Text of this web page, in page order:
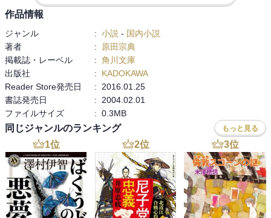
まぁ、それが万人に受けるわけではないので、あまり知名度は高く
ないのかもしれませんが……。
『平成トムソーヤ』という作品がすごい大好きなので、読み直した
いなー、と思いました。
作品情報
ジャンル : 小説 - 国内小説
著者
:
原田宗典
掲載誌・レーベル
: 角川文庫
出版社
:
KADOKAWA
Reader Store発売日
:
2016.01.25
書誌発売日
:
2004.02.01
ファイルサイズ
: 0.3MB
同じジャンルのランキング もっと見る
1位 2位 3位